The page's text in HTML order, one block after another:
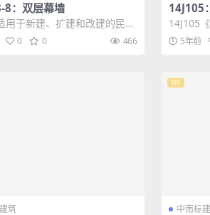
8：双层幕墙
用于新建、扩建和改建的民用
建筑设计、幕墙设计、制作、
量检...
0 0 466
14J105
体建筑
14J105
造》国
除严寒...
5年前
筑
VIP
中南标